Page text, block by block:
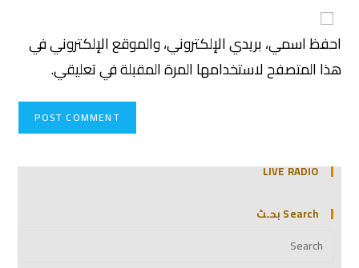
احفظ اسمي، بريدي الإلكتروني، والموقع الإلكتروني في
هذا المتصفح لاستخدامها المرة المقبلة في تعليقي.
LIVE RADIO
Search بحـث